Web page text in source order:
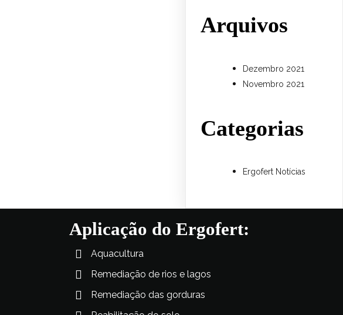
Arquivos
Dezembro 2021
Novembro 2021
Categorias
Ergofert Notícias
Aplicação do Ergofert:
Aquacultura
Remediação de rios e lagos
Remediação das gorduras